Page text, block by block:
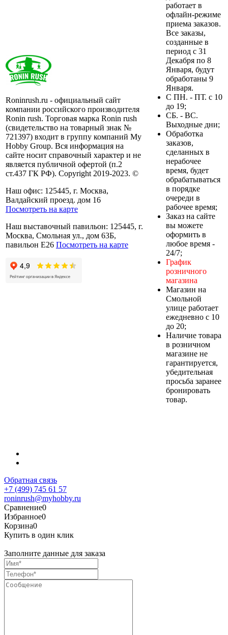
Roninrush.ru - официальный сайт
компании российского производителя
Ronin rush. Торговая марка Ronin rush
(свидетельство на товарный знак №
721397) входит в группу компаний My
Hobby Group. Вся информация на
сайте носит справочный характер и не
является публичной офертой (п.2
ст.437 ГК РФ). Copyright 2019-2023. ©
Наш офис: 125445, г. Москва,
Валдайский проезд. дом 16
Посмотреть на карте
Наш выставочный павильон: 125445, г.
Москва, Смольная ул., дом 63Б,
павильон Е26 Посмотреть на карте
работает в
офлайн-режиме
приема заказов.
Все заказы,
созданные в
период с 31
Декабря по 8
Января, будут
обработаны 9
Января.
C ПН. - ПТ. с 10
до 19;
СБ. - ВС.
Выходные дни;
Обработка
заказов,
сделанных в
нерабочее
время, будет
обрабатываться
в порядке
очереди в
рабочее время;
Заказ на сайте
вы можете
оформить в
любое время -
24/7;
График
розничного
магазина
Магазин на
Смольной
улице работает
ежедневно с 10
до 20;
Наличие товара
в розничном
магазине не
гарантируется,
убедительная
просьба заранее
бронировать
товар.
Обратная связь
+7 (499) 745 61 57
roninrush@myhobby.ru
Сравнение0
Избранное0
Корзина0
Купить в один клик
Заполните данные для заказа